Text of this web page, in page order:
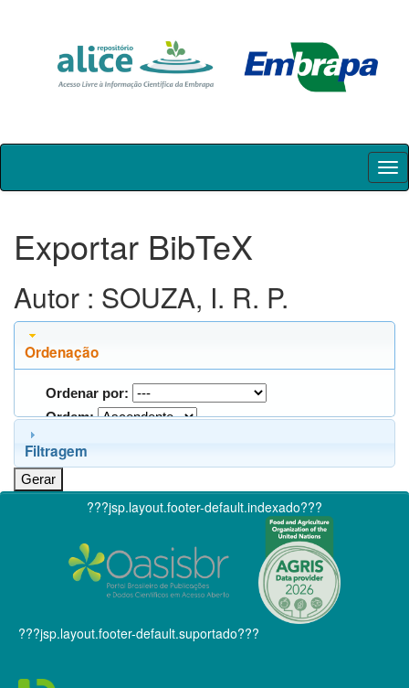
Skip
Exportar BibTeX
Autor : SOUZA, I. R. P.
Ordenação
Ordenar por:
Ordem:
Filtragem
???jsp.layout.footer-default.indexado???
???jsp.layout.footer-default.suportado???